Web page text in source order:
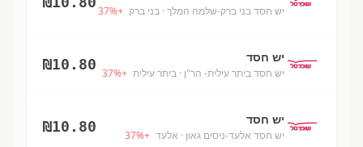
יש חסד בני ברק-שלמה המלך · בני ברק +
37%
יש חסד
יש חסד ביתר עילית- הר"ן · ביתר עילית +
37%
₪10.80
יש חסד
יש חסד אלעד-ניסים גאון · אלעד +
37%
₪10.80